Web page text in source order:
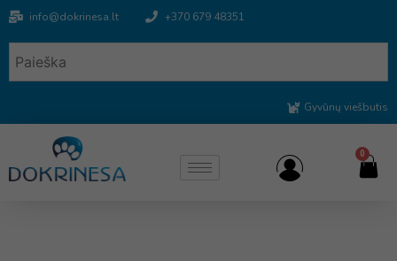
info@dokrinesa.lt +370 679 48351
Gyvūnų viešbutis
0